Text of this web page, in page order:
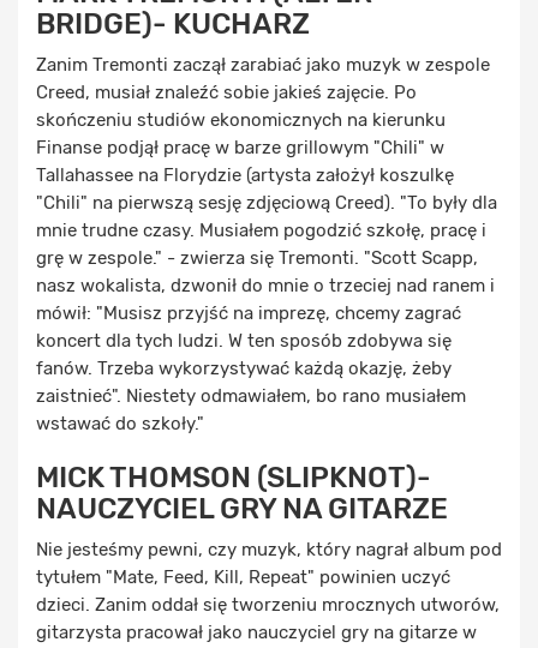
BRIDGE)- KUCHARZ
Zanim Tremonti zaczął zarabiać jako muzyk w zespole
Creed, musiał znaleźć sobie jakieś zajęcie. Po
skończeniu studiów ekonomicznych na kierunku
Finanse podjął pracę w barze grillowym "Chili" w
Tallahassee na Florydzie (artysta założył koszulkę
"Chili" na pierwszą sesję zdjęciową Creed). "To były dla
mnie trudne czasy. Musiałem pogodzić szkołę, pracę i
grę w zespole." - zwierza się Tremonti. "Scott Scapp,
nasz wokalista, dzwonił do mnie o trzeciej nad ranem i
mówił: "Musisz przyjść na imprezę, chcemy zagrać
koncert dla tych ludzi. W ten sposób zdobywa się
fanów. Trzeba wykorzystywać każdą okazję, żeby
zaistnieć". Niestety odmawiałem, bo rano musiałem
wstawać do szkoły."
MICK THOMSON (SLIPKNOT)-
NAUCZYCIEL GRY NA GITARZE
Nie jesteśmy pewni, czy muzyk, który nagrał album pod
tytułem "Mate, Feed, Kill, Repeat" powinien uczyć
dzieci. Zanim oddał się tworzeniu mrocznych utworów,
gitarzysta pracował jako nauczyciel gry na gitarze w